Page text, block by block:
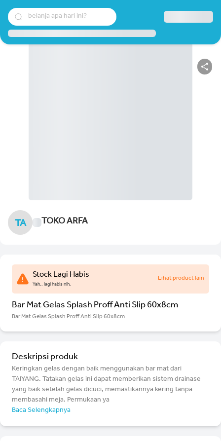
belanja apa hari ini?
TA TOKO ARFA
Stock Lagi Habis
Yah.. lagi habis nih.
Lihat product lain
Bar Mat Gelas Splash Proff Anti Slip 60x8cm
Bar Mat Gelas Splash Proff Anti Slip 60x8cm
Deskripsi produk
Keringkan gelas dengan baik menggunakan bar mat dari
TAIYANG. Tatakan gelas ini dapat memberikan sistem drainase
yang baik setelah gelas dicuci, memastikannya kering tanpa
membasahi meja. Permukaan ya
Baca Selengkapnya